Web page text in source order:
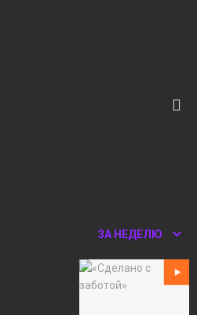
ЗА НЕДЕЛЮ